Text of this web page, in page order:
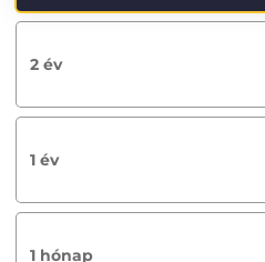
2 év
1 év
1 hónap